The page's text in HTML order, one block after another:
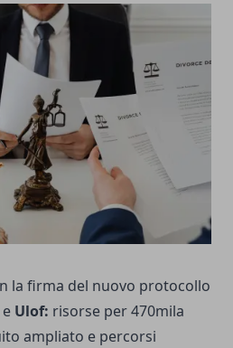
la firma del nuovo protocollo
e Ulof: risorse per 470mila
ampliato e percorsi